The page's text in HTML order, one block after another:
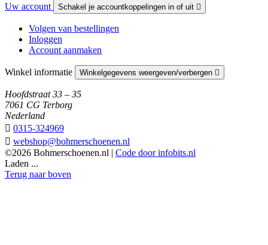
Uw account Schakel je accountkoppelingen in of uit 
Volgen van bestellingen
Inloggen
Account aanmaken
Winkel informatie Winkelgegevens weergeven/verbergen 
Hoofdstraat 33 – 35
7061 CG Terborg
Nederland
 0315-324969
 webshop@bohmerschoenen.nl
©2026 Bohmerschoenen.nl | Code door infobits.nl
Laden ...
Terug naar boven